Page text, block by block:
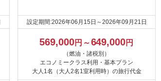
設定期間:2026年06月15日～2026年09月21日
569,000円～649,000円
（燃油・諸税別）
エコノミークラス利用・基本プラン
大人1名（大人2名1室利用時）の旅行代金